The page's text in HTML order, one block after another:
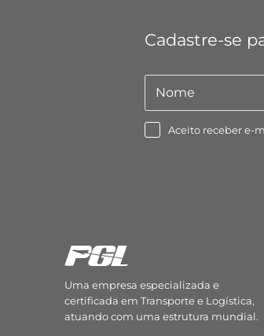
Cadastre-se
Nome
Nome
Aceito receber e-
Uma empresa especializada e
certificada em Transporte e Logística,
atuando com uma estrutura mundial.